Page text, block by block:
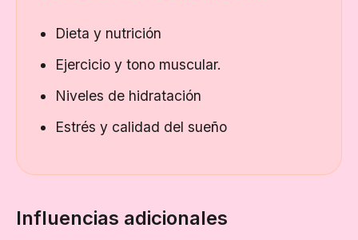
Dieta y nutrición
Ejercicio y tono muscular.
Niveles de hidratación
Estrés y calidad del sueño
Influencias adicionales